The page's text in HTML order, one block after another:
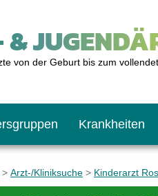
von der Geburt bis zum
Das erste Jahr
Krankheiten
Baby: U1 bis U6
Impfkalender
Notrufnummern
Notdienste
BMI-Rechner
> Arzt-/Kliniksuche > Kinderarzt